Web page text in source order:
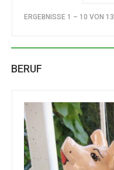
ERGEBNISSE 1 – 10 VON 13
BERUF